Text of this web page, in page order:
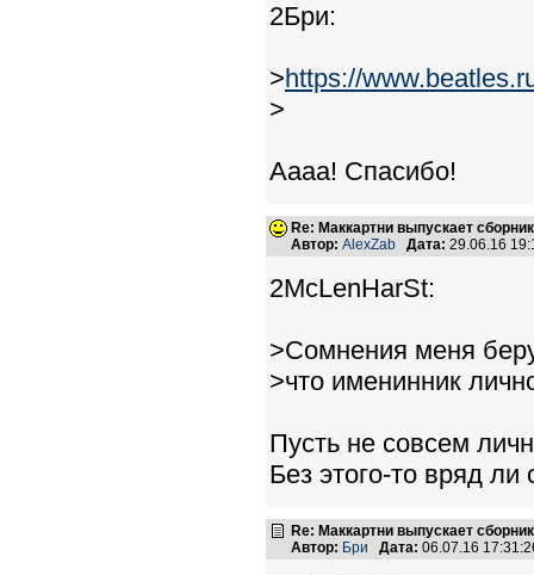
2Бри:
>https://
>
Аааа! Спасибо!
Re: Маккартни выпускает
Автор: AlexZab Дата: 29.06.16
2McLenHarSt:
>Сомнения меня
>что именинник
Пусть не совсем
Без этого-то вряд
Re: Маккартни выпускает
Автор: Бри Дата: 06.07.16